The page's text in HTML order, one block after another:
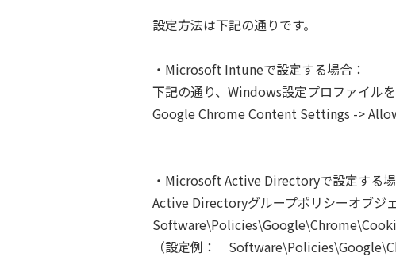
設定方法は下記の通りです。
・Microsoft Intuneで設定する場合：
下記の通り、Windows設定プロファイルを
Google Chrome Content Settings ->
・Microsoft Active Directoryで設定する場
Active Directoryグループポリシーオブジ
（設定例：